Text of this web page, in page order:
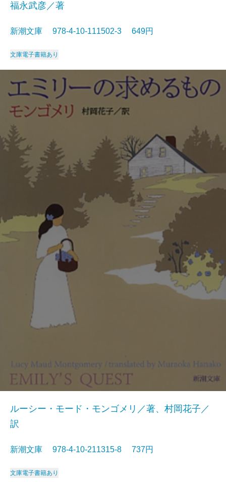
福永武彦／著
新潮文庫 978-4-10-111502-3 649円
文庫電子書籍あり
ルーシー・モード・モンゴメリ／著、村岡花子／
訳
新潮文庫 978-4-10-211315-8 737円
文庫電子書籍あり